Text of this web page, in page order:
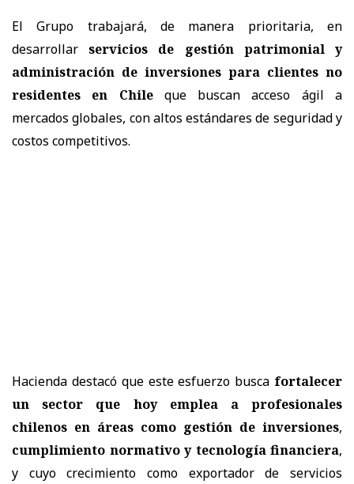
El Grupo trabajará, de manera prioritaria, en
desarrollarservicios de gestión patrimonial y
administración de inversiones para clientes no
residentes en Chileque buscan acceso ágil a
mercados globales, con altos estándares de seguridad y
costos competitivos.
Hacienda destacó que este esfuerzo busca fortalecer
un sector que hoy emplea a profesionales
chilenos en áreas como gestión de inversiones,
cumplimiento normativo y tecnología financiera,
y cuyo crecimiento como exportador de servicios